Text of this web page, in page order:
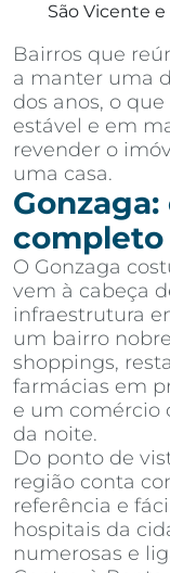
São Vicente e
Bairros que
a manter uma
dos anos, o
estável e em
revender o
uma casa.
completo
O Gonzaga
vem à cabeça
infraestrutura
um bairro
shoppings,
farmácias em
e um comércio
da noite.
Do ponto de
região conta
referência e
hospitais da
numerosas e